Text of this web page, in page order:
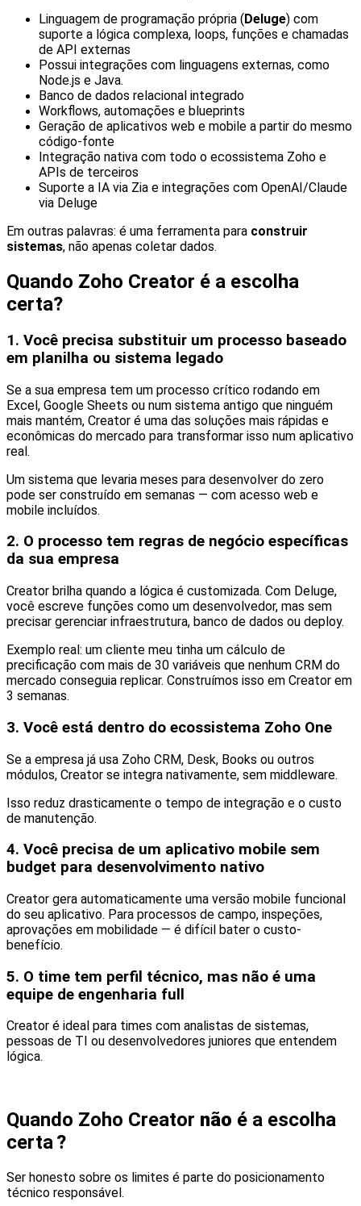
Linguagem de programação própria (Deluge) com
suporte a lógica complexa, loops, funções e chamadas
de API externas
Possui integrações com linguagens externas, como
Node.js e Java.
Banco de dados relacional integrado
Workflows, automações e blueprints
Geração de aplicativos web e mobile a partir do mesmo
código-fonte
Integração nativa com todo o ecossistema Zoho e
APIs de terceiros
Suporte a IA via Zia e integrações com OpenAI/Claude
via Deluge
Em outras palavras: é uma ferramenta para construir
sistemas, não apenas coletar dados.
Quando Zoho Creator é a escolha
certa?
1. Você precisa substituir um processo baseado
em planilha ou sistema legado
Se a sua empresa tem um processo crítico rodando em
Excel, Google Sheets ou num sistema antigo que ninguém
mais mantém, Creator é uma das soluções mais rápidas e
econômicas do mercado para transformar isso num aplicativo
real.
Um sistema que levaria meses para desenvolver do zero
pode ser construído em semanas — com acesso web e
mobile incluídos.
2. O processo tem regras de negócio específicas
da sua empresa
Creator brilha quando a lógica é customizada. Com Deluge,
você escreve funções como um desenvolvedor, mas sem
precisar gerenciar infraestrutura, banco de dados ou deploy.
Exemplo real: um cliente meu tinha um cálculo de
precificação com mais de 30 variáveis que nenhum CRM do
mercado conseguia replicar. Construímos isso em Creator em
3 semanas.
3. Você está dentro do ecossistema Zoho One
Se a empresa já usa Zoho CRM, Desk, Books ou outros
módulos, Creator se integra nativamente, sem middleware.
Isso reduz drasticamente o tempo de integração e o custo
de manutenção.
4. Você precisa de um aplicativo mobile sem
budget para desenvolvimento nativo
Creator gera automaticamente uma versão mobile funcional
do seu aplicativo. Para processos de campo, inspeções,
aprovações em mobilidade — é difícil bater o custo-
benefício.
5. O time tem perfil técnico, mas não é uma
equipe de engenharia full
Creator é ideal para times com analistas de sistemas,
pessoas de TI ou desenvolvedores juniores que entendem
lógica.
Quando Zoho Creator não é a escolha
certa?
Ser honesto sobre os limites é parte do posicionamento
técnico responsável.